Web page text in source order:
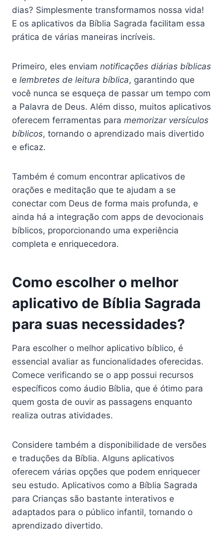
dias? Simplesmente transformamos nossa vida!
E os aplicativos da Bíblia Sagrada facilitam essa
prática de várias maneiras incríveis.
Primeiro, eles enviam notificações diárias bíblicas
e lembretes de leitura bíblica, garantindo que
você nunca se esqueça de passar um tempo com
a Palavra de Deus. Além disso, muitos aplicativos
oferecem ferramentas para memorizar versículos
bíblicos, tornando o aprendizado mais divertido
e eficaz.
Também é comum encontrar aplicativos de
orações e meditação que te ajudam a se
conectar com Deus de forma mais profunda, e
ainda há a integração com apps de devocionais
bíblicos, proporcionando uma experiência
completa e enriquecedora.
Como escolher o melhor
aplicativo de Bíblia Sagrada
para suas necessidades?
Para escolher o melhor aplicativo bíblico, é
essencial avaliar as funcionalidades oferecidas.
Comece verificando se o app possui recursos
específicos como áudio Bíblia, que é ótimo para
quem gosta de ouvir as passagens enquanto
realiza outras atividades.
Considere também a disponibilidade de versões
e traduções da Bíblia. Alguns aplicativos
oferecem várias opções que podem enriquecer
seu estudo. Aplicativos como a Bíblia Sagrada
para Crianças são bastante interativos e
adaptados para o público infantil, tornando o
aprendizado divertido.